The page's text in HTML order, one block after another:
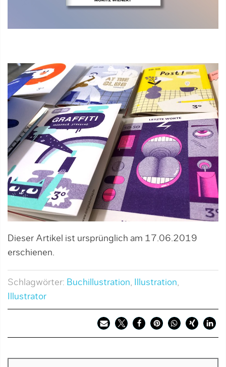
Dieser Artikel ist ursprünglich am 17.06.2019
erschienen.
Schlagwörter: Buchillustration, Illustration,
Illustrator